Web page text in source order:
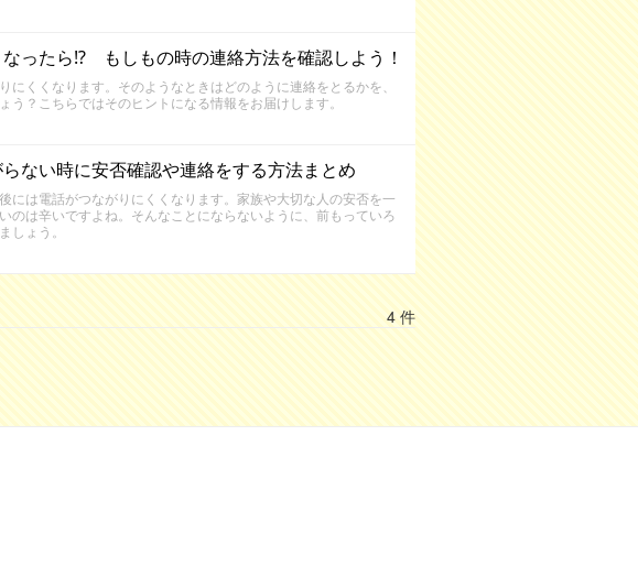
ったら⁉ もしもの時の連絡方法を確認しよう！
にくくなります。そのようなときはどのように連絡をとるかを、
？こちらではそのヒントになる情報をお届けします。
ない時に安否確認や連絡をする方法まとめ
には電話がつながりにくくなります。家族や大切な人の安否を一
のは辛いですよね。そんなことにならないように、前もっていろ
しょう。
4 件